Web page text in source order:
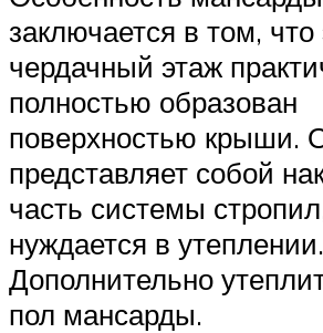
заключается в том, что
чердачный этаж
полностью образован
поверхностью крыши.
представляет собой
часть системы
нуждается в утеплении.
Дополнительно
пол мансарды.